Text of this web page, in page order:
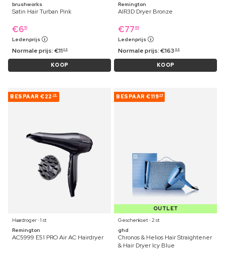
brushworks
Satin Hair Turban Pink
€619
Ledenprijs
Normale prijs:€11 29
KOOP
Remington
AIR3D Dryer Bronze
€77 69
Ledenprijs
Normale prijs:€163 99
KOOP
BESPAAR €22 39
Haardroger ⋅ 1 st
Remington
AC5999 E51 PRO Air AC Hairdryer
BESPAAR €11934
OUTLET
Geschenkset ⋅ 2 st
ghd
Chronos & Helios Hair Straightener
& Hair Dryer Icy Blue